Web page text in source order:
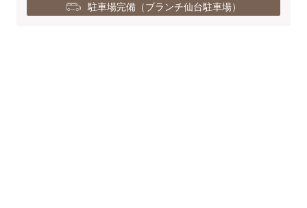
駐車場完備（ブランチ仙台駐車場）